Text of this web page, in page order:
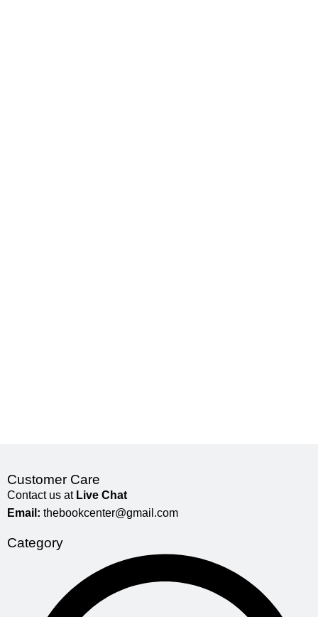
Customer Care
Contact us at Live Chat
Email: thebookcenter@gmail.com
Category